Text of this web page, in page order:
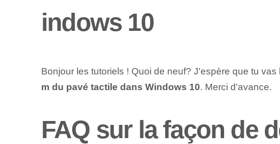
indows 10
Bonjour les tutoriels ! Quoi de neuf? J'espère que tu
m du pavé tactile dans Windows 10. Merci d'avance.
FAQ sur la façon de